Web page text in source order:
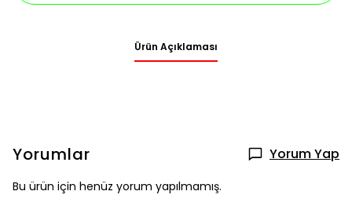
Ürün Açıklaması
Yorumlar Yorum Yap
Bu ürün için henüz yorum yapılmamış.